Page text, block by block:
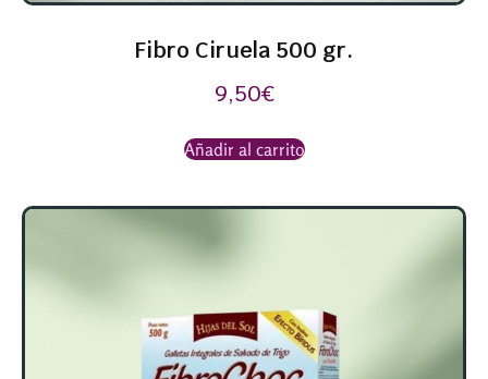
Fibro Ciruela 500 gr.
9,50€
Añadir al carrito